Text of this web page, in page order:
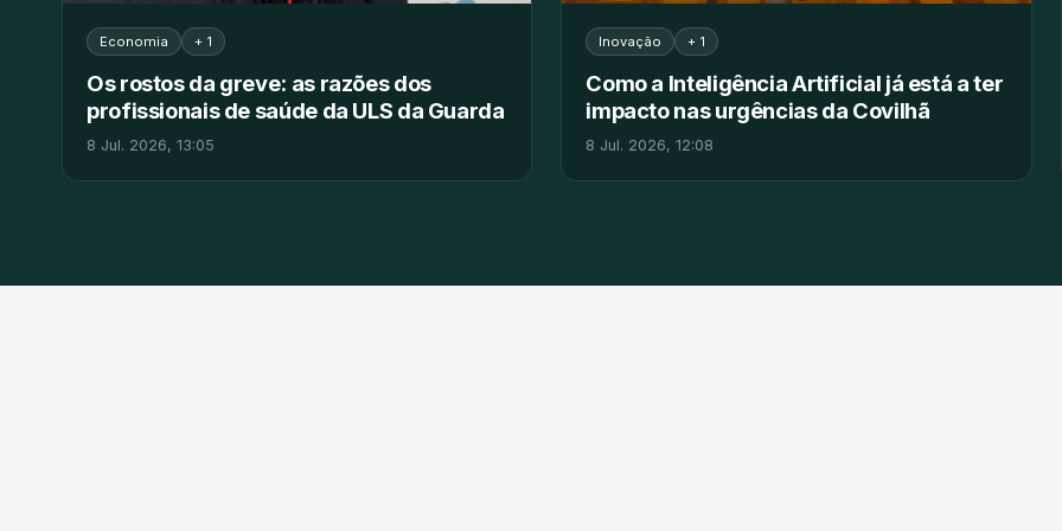
Economia + 1
Os rostos da greve: as razões dos
profissionais de saúde da ULS da Guarda
8 Jul. 2026, 13:05
Inovação + 1
Como a Inteligência Artificial já está a ter
impacto nas urgências da Covilhã
8 Jul. 2026, 12:08